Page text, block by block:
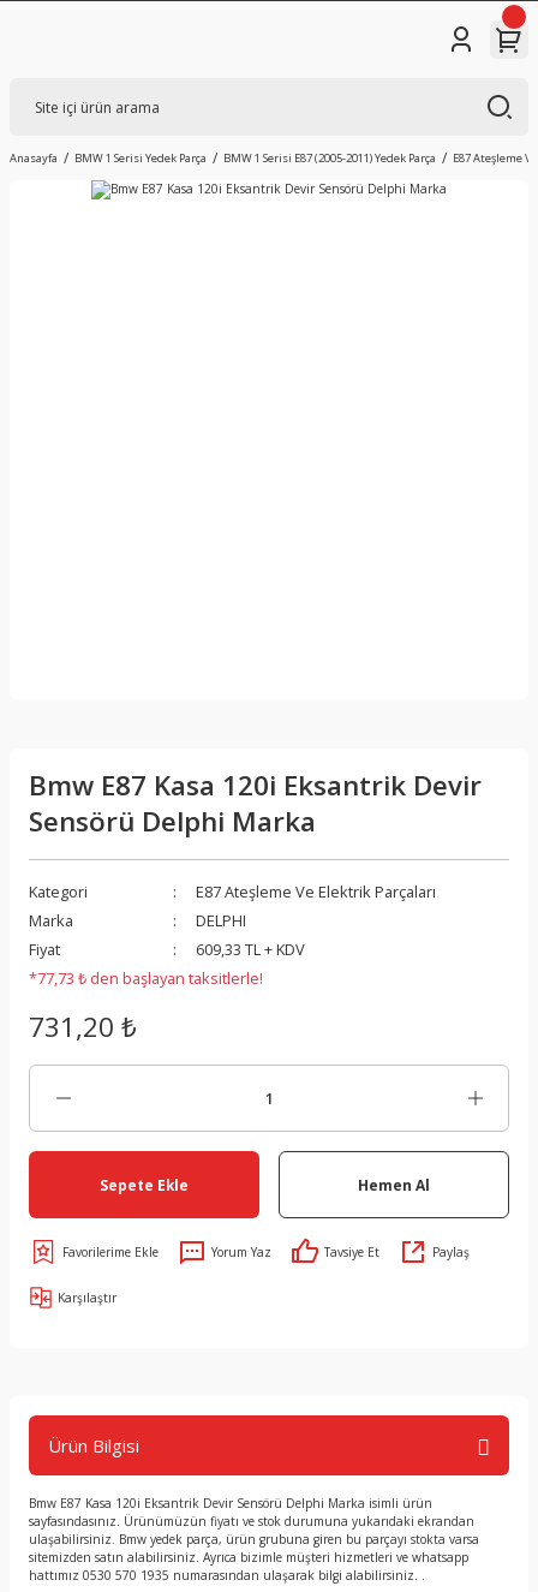
Anasayfa BMW 1 Serisi Yedek Parça BMW 1 Serisi E87 (2005-2011) Yedek Parça E87 Ateşleme
Bmw E87 Kasa 120i Eksantrik Devir
Sensörü Delphi Marka
Kategori
E87 Ateşleme Ve Elektrik Parçaları
Marka
DELPHI
Fiyat
609,33 TL + KDV
*77,73 ₺ den başlayan taksitlerle!
731,20 ₺
Sepete Ekle Hemen Al
Yorum Yaz Tavsiye Et Paylaş
Karşılaştır
Ürün Bilgisi
Bmw E87 Kasa 120i Eksantrik Devir Sensörü Delphi Marka isimli ürün
sayfasındasınız. Ürünümüzün fiyatı ve stok durumuna yukarıdaki ekrandan
ulaşabilirsiniz. Bmw yedek parça, ürün grubuna giren bu parçayı stokta varsa
sitemizden satın alabilirsiniz. Ayrıca bizimle müşteri hizmetleri ve whatsapp
hattımız 0530 570 1935 numarasından ulaşarak bilgi alabilirsiniz. .